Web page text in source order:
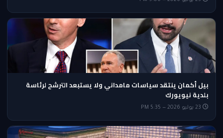
بيل أكمان ينتقد سياسات مامداني ولا يستبعد الترشح لرئاسة
بلدية نيويورك